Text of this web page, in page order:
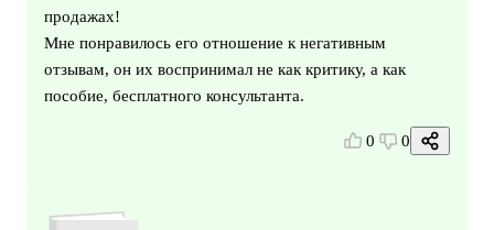
продажах!
Мне понравилось его отношение к негативным
отзывам, он их воспринимал не как критику, а как
пособие, бесплатного консультанта.
0 0